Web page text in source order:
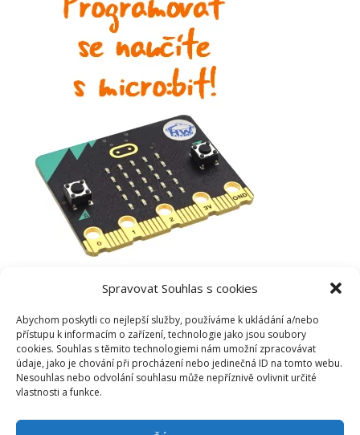
Spravovat Souhlas s cookies
Abychom poskytli co nejlepší služby, používáme k ukládání a/nebo
přístupu k informacím o zařízení, technologie jako jsou soubory
cookies. Souhlas s těmito technologiemi nám umožní zpracovávat
údaje, jako je chování při procházení nebo jedinečná ID na tomto webu.
Nesouhlas nebo odvolání souhlasu může nepříznivě ovlivnit určité
vlastnosti a funkce.